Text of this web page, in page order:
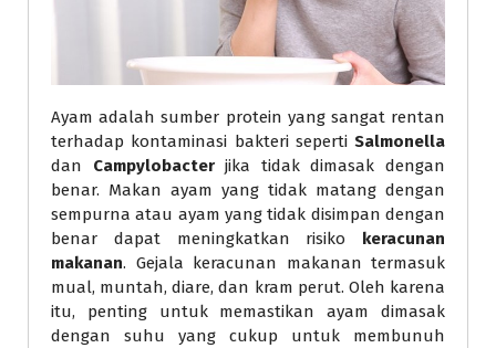
Ayam adalah sumber protein yang sangat rentan
terhadap kontaminasi bakteri seperti Salmonella
dan Campylobacterjika tidak dimasak dengan
benar. Makan ayam yang tidak matang dengan
sempurna atau ayam yang tidak disimpan dengan
benar dapat meningkatkan risiko
keracunan
makanan. Gejala keracunan makanan termasuk
mual, muntah, diare, dan kram perut. Oleh karena
itu, penting untuk memastikan ayam dimasak
dengan suhu yang cukup untuk membunuh